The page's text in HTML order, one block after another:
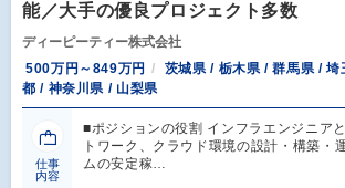
能／大手の優良プロジェクト多数
ディーピーティー株式会社
500万円～849万円
茨城県 / 栃木県 / 群馬県 /
都 / 神奈川県 / 山梨県
仕事
内容
■ポジションの役割 インフラエンジニア
トワーク、クラウド環境の設計・構築・
ムの安定稼…